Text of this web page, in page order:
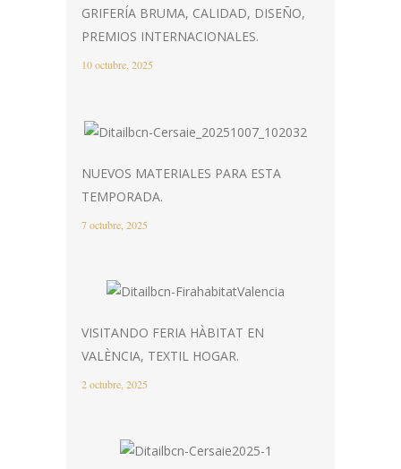
GRIFERÍA BRUMA, CALIDAD, DISEÑO,
PREMIOS INTERNACIONALES.
10 octubre, 2025
NUEVOS MATERIALES PARA ESTA
TEMPORADA.
7 octubre, 2025
VISITANDO FERIA HÀBITAT EN
VALÈNCIA, TEXTIL HOGAR.
2 octubre, 2025